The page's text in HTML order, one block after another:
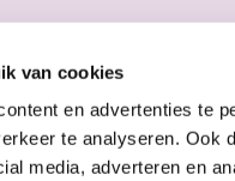
van cookies
en advertenties te
te analyseren. Ook
media, adverteren en